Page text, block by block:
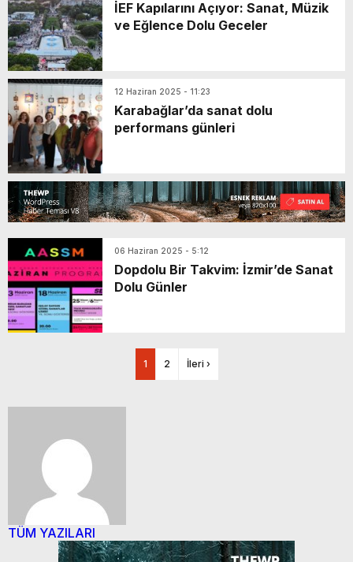
İEF Kapılarını Açıyor: Sanat, Müzik
ve Eğlence Dolu Geceler
12 Haziran 2025 - 11:23
Karabağlar’da sanat dolu
performans günleri
06 Haziran 2025 - 5:12
Dopdolu Bir Takvim: İzmir’de Sanat
Dolu Günler
1 2 İleri ›
TÜM YAZILARI